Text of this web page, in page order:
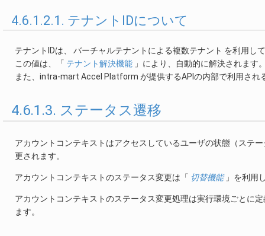
4.6.1.2.1. テナントIDについて
テナントIDは、 バーチャルテナントによる複数テナント を利用し
この値は、「 テナント解決機能 」により、自動的に解決されます
また、intra-mart Accel Platform が提供するAPIの内部で利用され
4.6.1.3. ステータス遷移
アカウントコンテキストはアクセスしているユーザの状態（ステ
更されます。
アカウントコンテキストのステータス変更は「 切替機能」を利用
アカウントコンテキストのステータス変更処理は実行環境ごとに
ます。